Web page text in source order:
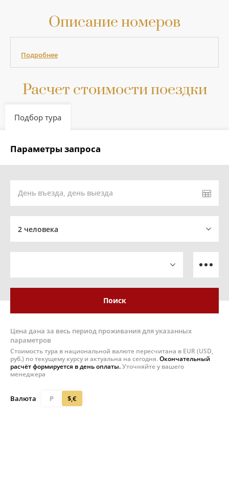
Описание номеров
Подробнее
Расчет стоимости поездки
Подбор тура
Параметры запроса
День въезда, день выезда
2 человека
Поиск
Цена дана за весь период проживания для указанных
параметров
Стоимость тура в национальной валюте пересчитана в EUR (USD,
руб.) по текущему курсу и актуальна на сегодня.Окончательный
расчёт формируется в день оплаты.Уточняйте у вашего
менеджера
Валюта Р $,€